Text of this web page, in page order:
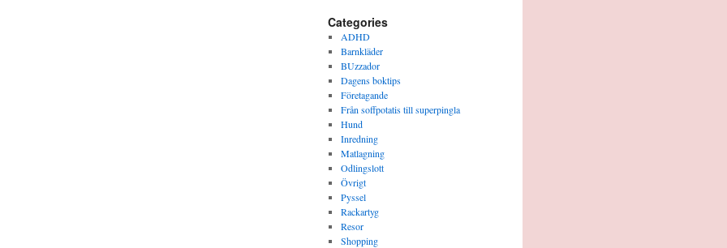
Categories
ADHD
Barnkläder
BUzzador
Dagens boktips
Företagande
Från soffpotatis till superpingla
Hund
Inredning
Matlagning
Odlingslott
Övrigt
Pyssel
Rackartyg
Resor
Shopping